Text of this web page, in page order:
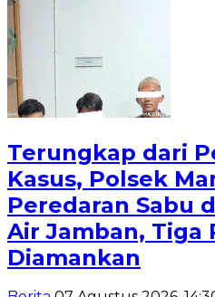
Terungkap dari
Kasus, Polsek
Peredaran Sabu
Air Jamban, Tiga
Diamankan